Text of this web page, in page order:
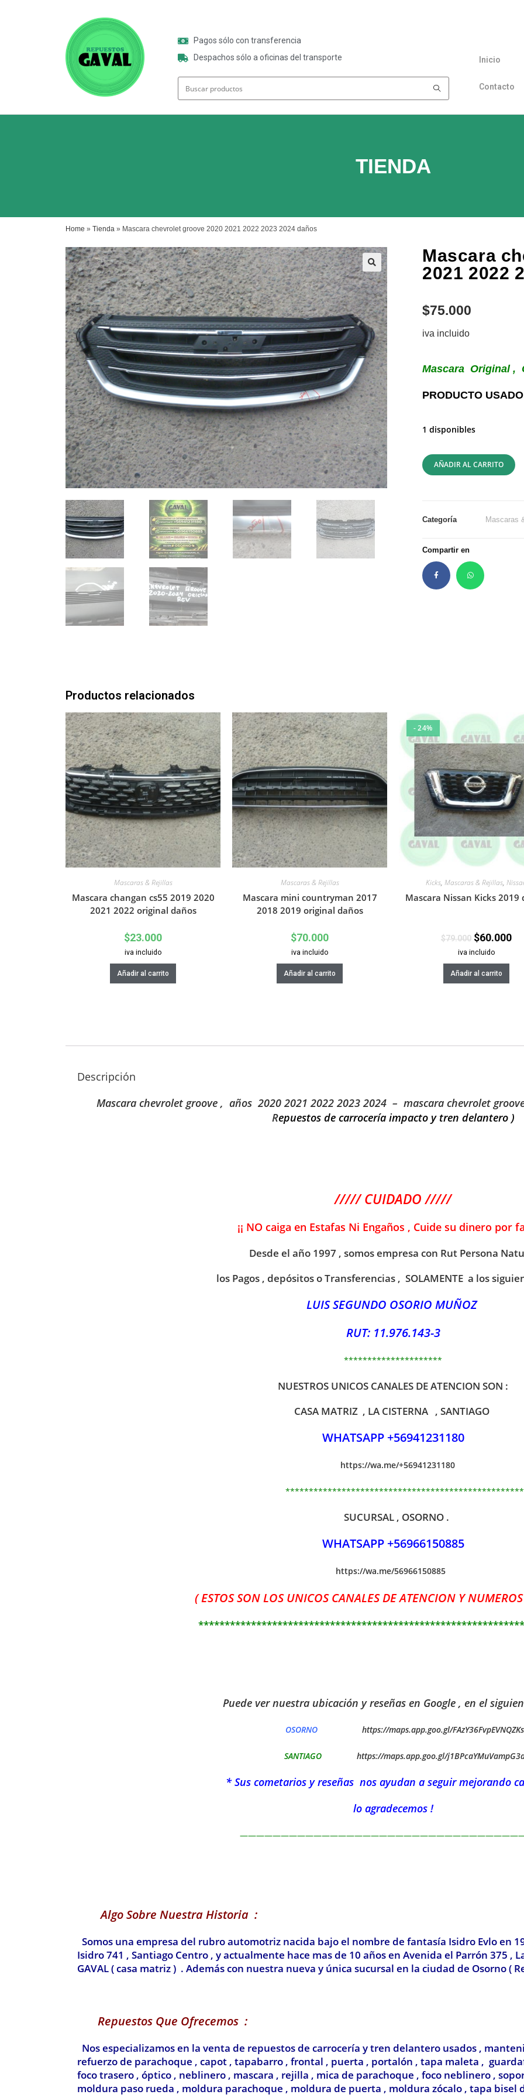
Pagos sólo con transferencia
Despachos sólo a oficinas del transporte
Inicio
Contacto
TIENDA
Home » Tienda » Mascara chevrolet groove 2020 2021 2022 2023 2024 daños
Mascara
2021 2022
$75.000
iva incluido
Mascara Original ,
PRODUCTO
1 disponibles
AÑADIR AL CARRITO
Categoría Mascaras
Compartir en
Productos relacionados
Mascaras & Rejillas
Mascara changan cs55 2019 2020
2021 2022 original daños
$23.000
iva incluido
Añadir al carrito
Mascaras & Rejillas
Mascara mini countryman 2017
2018 2019 original daños
$70.000
iva incluido
Añadir al carrito
- 24%
Kicks, Mascaras & Rejillas,
Mascara Nissan Kicks 2019
$79.000 $60.000
iva incluido
Añadir al carrito
Descripción
Mascara chevrolet groove , años 2020 2021 2022 2023 2024 – mascara chevrolet
Repuestos de carrocería impacto y tren delantero )
///// CUIDADO /////
¡¡ NO caiga en Estafas Ni Engaños , Cuide su dinero por
Desde el año 1997 , somos empresa con Rut Persona
los Pagos , depósitos o Transferencias , SOLAMENTE a los
LUIS SEGUNDO OSORIO MUÑOZ
RUT: 11.976.143-3
*********************
NUESTROS UNICOS CANALES DE ATENCION SON :
CASA MATRIZ , LA CISTERNA , SANTIAGO
WHATSAPP +56941231180
https://wa.me/+56941231180
SUCURSAL , OSORNO .
WHATSAPP +56966150885
https://wa.me/56966150885
( ESTOS SON LOS UNICOS CANALES DE ATENCION Y
Puede ver nuestra ubicación y reseñas en Google , en el
OSORNO https://maps.app.goo.gl/
SANTIAGO https://maps.app.goo.gl/
* Sus cometarios y reseñas nos ayudan a seguir mejorando
lo agradecemos !
Algo Sobre Nuestra Historia :
Somos una empresa del rubro automotriz nacida bajo el nombre de fantasía Isidro Evlo en
Isidro 741 , Santiago Centro , y actualmente hace mas de 10 años en Avenida el Parrón 375 ,
GAVAL ( casa matriz ) . Además con nuestra nueva y única sucursal en la ciudad de Osorno (
Repuestos Que Ofrecemos :
Nos especializamos en la venta de repuestos de carrocería y tren delantero usados ,
refuerzo de parachoque , capot , tapabarro , frontal , puerta , portalón , tapa maleta ,
foco trasero , óptico , neblinero , mascara , rejilla , mica de parachoque , foco neblinero ,
moldura paso rueda , moldura parachoque , moldura de puerta , moldura zócalo , tapa bisel